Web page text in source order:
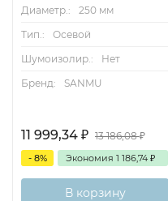
Диаметр.:
250 мм
Тип.:
Осевой
Шумоизолир.:
Нет
Бренд:
SANMU
11 999,34 ₽ 13 186,08₽
- 8% Экономия 1 186,74 ₽
В корзину